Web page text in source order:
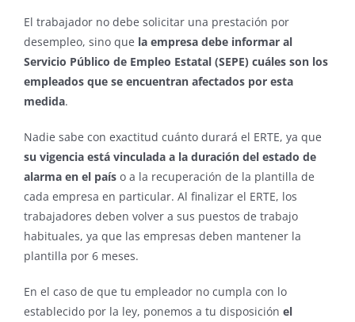
El trabajador no debe solicitar una prestación por
desempleo, sino que la empresa debe informar al
Servicio Público de Empleo Estatal (SEPE) cuáles son los
empleados que se encuentran afectados por esta
medida.
Nadie sabe con exactitud cuánto durará el ERTE, ya que
su vigencia está vinculada a la duración del estado de
alarma en el país o a la recuperación de la plantilla de
cada empresa en particular. Al finalizar el ERTE, los
trabajadores deben volver a sus puestos de trabajo
habituales, ya que las empresas deben mantener la
plantilla por 6 meses.
En el caso de que tu empleador no cumpla con lo
establecido por la ley, ponemos a tu disposición el